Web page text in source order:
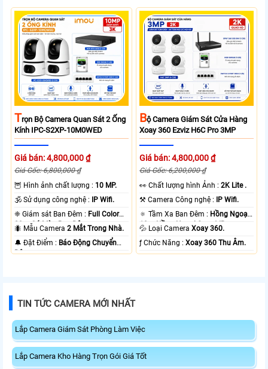
TRọn Bộ Camera Quan Sát 2 Ống
Kính IPC-S2XP-10M0WED
Giá bán: 4,800,000 ₫
Giá Gốc: 6,800,000 ₫
🦉 Hình ảnh chất lượng : 10 MP.
🕉️ Sử dụng công nghệ :
IP Wifi.
❈ Giám sát Ban Đêm : Full Color
20m Có Màu Ban Ðêm.
🐜 Mẫu Camera2 Mắt Trong Nhà.
️🔔 Đặt Điểm : Báo Động Chuyển
Động.
BỘ Camera Giám Sát Cửa Hàng
Xoay 360 Ezviz H6C Pro 3MP
Giá bán: 4,800,000 ₫
Giá Gốc: 6,200,000 ₫
️👀 Chất lượng hình Ảnh :2K Lite .
⚒ Camera Công nghệ :
IP Wifi.
🔅 Tầm Xa Ban Đêm : Hồng Ngoại
10m Hồng Ngoại Smart IR.
💦 Loại CameraXoay 360.
️ƒ Chức Năng :Xoay 360 Thu Âm.
TIN TỨC CAMERA MỚI NHẤT
Lắp Camera Giám Sát Phòng Làm Việc
Lắp Camera Kho Hàng Trọn Gói Giá Tốt